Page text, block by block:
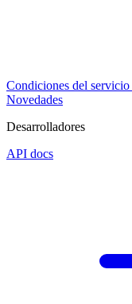
Condiciones del servicio
Novedades
Desarrolladores
API docs